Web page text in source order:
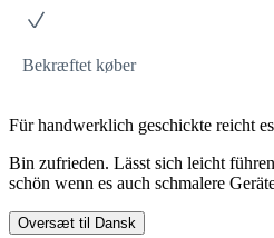
Bekræftet køber
Für handwerklich geschickte reicht es
Bin zufrieden. Lässt sich leicht
schön wenn es auch schmalere
Oversæt til Dansk